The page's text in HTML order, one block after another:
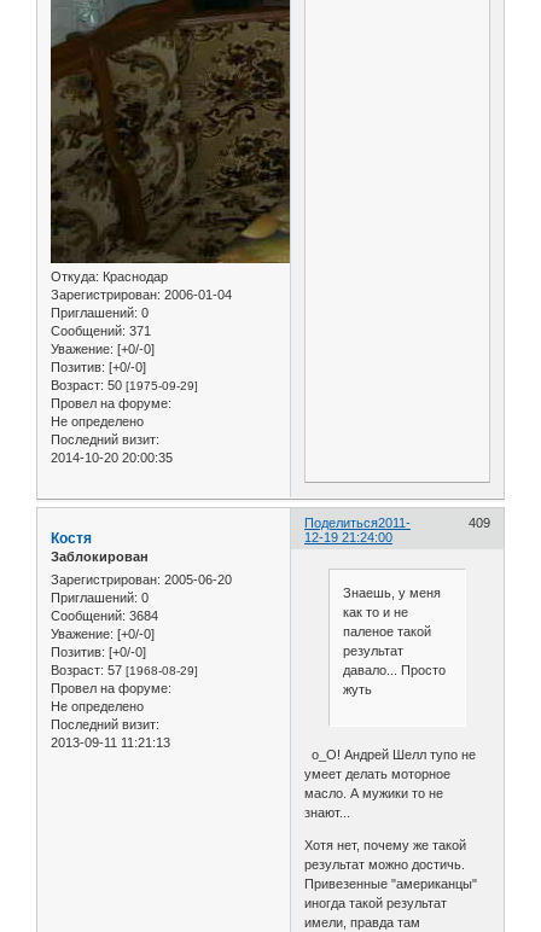
Откуда: Краснодар
Зарегистрирован: 2006-01-04
Приглашений: 0
Сообщений: 371
Уважение: [+0/-0]
Позитив: [+0/-0]
Возраст: 50 [1975-09-29]
Провел на форуме:
Не определено
Последний визит:
2014-10-20 20:00:35
Поделиться 409
2011-
12-19 21:24:00
Костя
Заблокирован
Зарегистрирован: 2005-06-20
Приглашений: 0
Сообщений: 3684
Уважение: [+0/-0]
Позитив: [+0/-0]
Возраст: 57 [1968-08-29]
Провел на форуме:
Не определено
Последний визит:
2013-09-11 11:21:13
Знаешь, у меня
как то и не
паленое такой
результат
давало... Просто
жуть
о_О! Андрей Шелл тупо не
умеет делать моторное
масло. А мужики то не
знают...
Хотя нет, почему же такой
результат можно достичь.
Привезенные "американцы"
иногда такой результат
имели, правда там